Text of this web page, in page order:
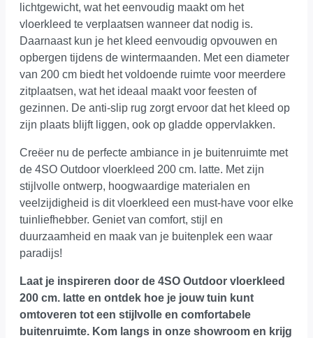
lichtgewicht, wat het eenvoudig maakt om het
vloerkleed te verplaatsen wanneer dat nodig is.
Daarnaast kun je het kleed eenvoudig opvouwen en
opbergen tijdens de wintermaanden. Met een diameter
van 200 cm biedt het voldoende ruimte voor meerdere
zitplaatsen, wat het ideaal maakt voor feesten of
gezinnen. De anti-slip rug zorgt ervoor dat het kleed op
zijn plaats blijft liggen, ook op gladde oppervlakken.
Creëer nu de perfecte ambiance in je buitenruimte met
de 4SO Outdoor vloerkleed 200 cm. latte. Met zijn
stijlvolle ontwerp, hoogwaardige materialen en
veelzijdigheid is dit vloerkleed een must-have voor elke
tuinliefhebber. Geniet van comfort, stijl en
duurzaamheid en maak van je buitenplek een waar
paradijs!
Laat je inspireren door de 4SO Outdoor vloerkleed
200 cm. latte en ontdek hoe je jouw tuin kunt
omtoveren tot een stijlvolle en comfortabele
buitenruimte. Kom langs in onze showroom en krijg